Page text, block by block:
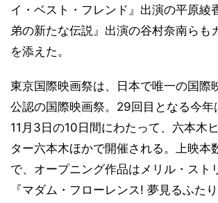
イ・ベスト・フレンド』出演の平原綾
弟の新たな伝説』出演の谷村奈南らも
を添えた。
東京国際映画祭は、日本で唯一の国際
公認の国際映画祭。29回目となる今年
11月3日の10日間にわたって、六本木
ター六本木ほかで開催される。上映本
で、オープニング作品はメリル・スト
『マダム・フローレンス! 夢見るふた